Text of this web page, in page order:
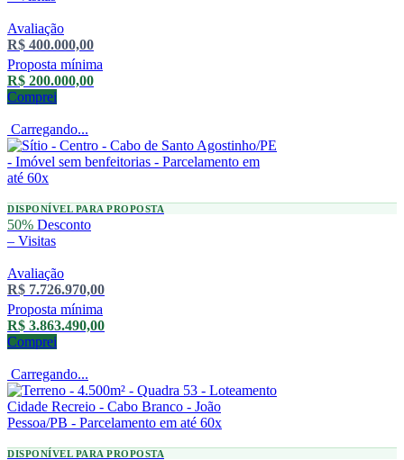
Avaliação
R$ 400.000,00
Proposta mínima
R$ 200.000,00
Comprei
Carregando...
DISPONÍVEL PARA PROPOSTA
50% Desconto
– Visitas
Avaliação
R$ 7.726.970,00
Proposta mínima
R$ 3.863.490,00
Comprei
Carregando...
DISPONÍVEL PARA PROPOSTA